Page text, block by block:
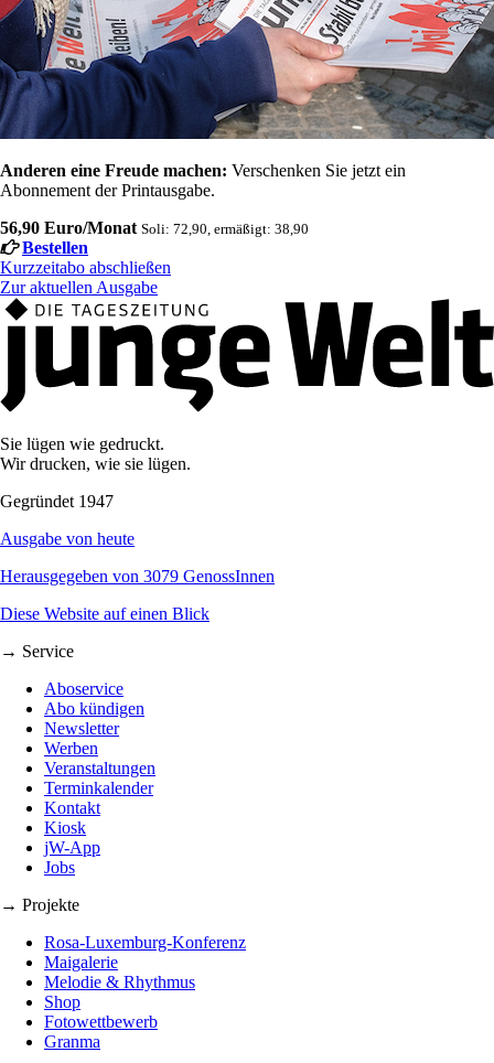
Anderen eine Freude machen: Verschenken Sie jetzt ein
Abonnement der Printausgabe.
56,90 Euro/Monat Soli: 72,90, ermäßigt: 38,90
Bestellen
Kurzzeitabo abschließen
Zur aktuellen Ausgabe
Sie lügen wie gedruckt.
Wir drucken, wie sie lügen.
Gegründet 1947
Ausgabe von heute
Herausgegeben von 3079 GenossInnen
Diese Website auf einen Blick
→ Service
Aboservice
Abo kündigen
Newsletter
Werben
Veranstaltungen
Terminkalender
Kontakt
Kiosk
jW-App
Jobs
→ Projekte
Rosa-Luxemburg-Konferenz
Maigalerie
Melodie & Rhythmus
Shop
Fotowettbewerb
Granma